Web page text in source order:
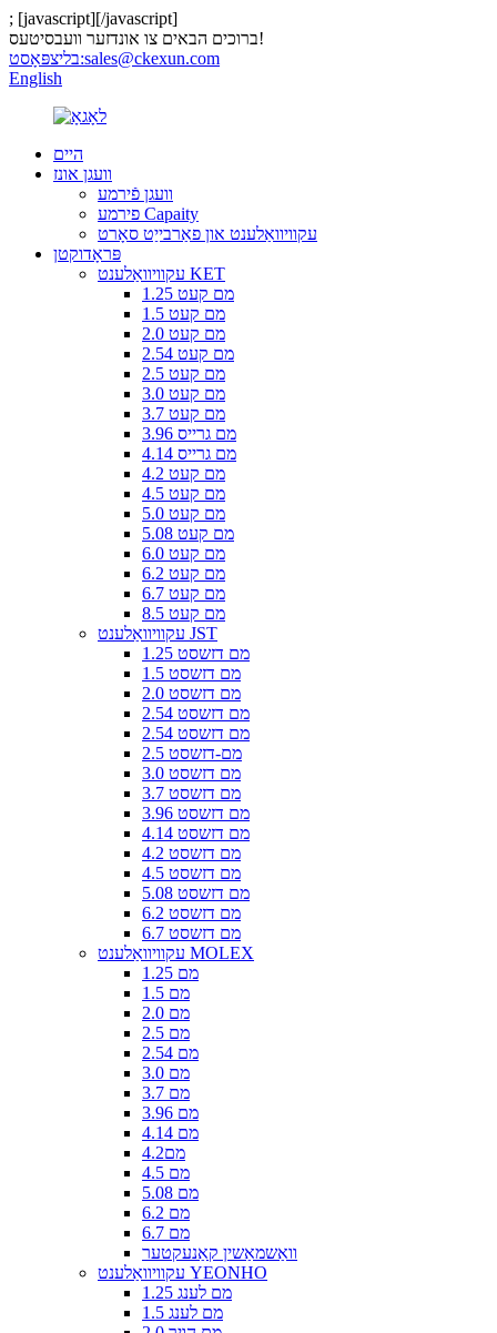
; [javascript][/javascript]
ברוכים הבאים צו אונדזער וועבסיטעס!
בליצפּאָסט:sales@ckexun.com
English
היים
וועגן אונז
וועגן פֿירמע
פירמע Capaity
עקוויוואַלענט און פאַרבייַט סאָרט
פּראָדוקטן
עקוויוואַלענט KET
1.25 מם קעט
1.5 מם קעט
2.0 מם קעט
2.54 מם קעט
2.5 מם קעט
3.0 מם קעט
3.7 מם קעט
3.96 מם גרייס
4.14 מם גרייס
4.2 מם קעט
4.5 מם קעט
5.0 מם קעט
5.08 מם קעט
6.0 מם קעט
6.2 מם קעט
6.7 מם קעט
8.5 מם קעט
עקוויוואַלענט JST
1.25 מם דזשסט
1.5 מם דזשסט
2.0 מם דזשסט
2.54 מם דזשסט
2.54 מם דזשסט
2.5 מם-דזשסט
3.0 מם דזשסט
3.7 מם דזשסט
3.96 מם דזשסט
4.14 מם דזשסט
4.2 מם דזשסט
4.5 מם דזשסט
5.08 מם דזשסט
6.2 מם דזשסט
6.7 מם דזשסט
עקוויוואַלענט MOLEX
1.25 מם
1.5 מם
2.0 מם
2.5 מם
2.54 מם
3.0 מם
3.7 מם
3.96 מם
4.14 מם
4.2מם
4.5 מם
5.08 מם
6.2 מם
6.7 מם
וואַשמאַשין קאַנעקטער
עקוויוואַלענט YEONHO
1.25 מם לענג
1.5 מם לענג